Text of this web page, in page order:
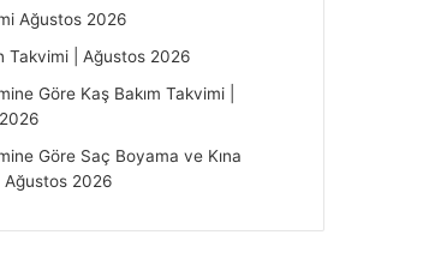
Ağustos 2026
Takvimi | Ağustos 2026
Göre Kaş Bakım Takvimi |
Göre Saç Boyama ve Kına
Ağustos 2026